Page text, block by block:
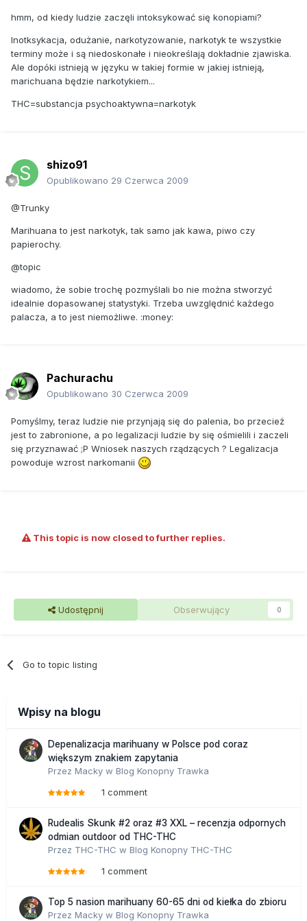
hmm, od kiedy ludzie zaczęli intoksykować się konopiami?
Inotksykacja, odużanie, narkotyzowanie, narkotyk te wszystkie
terminy może i są niedoskonałe i nieokreślają dokładnie zjawiska.
Ale dopóki istnieją w języku w takiej formie w jakiej istnieją,
marichuana będzie narkotykiem...
THC=substancja psychoaktywna=narkotyk
shizo91
Opublikowano 29 Czerwca 2009
@Trunky
Marihuana to jest narkotyk, tak samo jak kawa, piwo czy
papierochy.
@topic
wiadomo, że sobie trochę pozmyślali bo nie można stworzyć
idealnie dopasowanej statystyki. Trzeba uwzględnić każdego
palacza, a to jest niemożliwe. :money:
Pachurachu
Opublikowano 30 Czerwca 2009
Pomyślmy, teraz ludzie nie przynjają się do palenia, bo przecież
jest to zabronione, a po legalizacji ludzie by się ośmielili i zaczeli
się przyznawać ;P Wniosek naszych rządzących ? Legalizacja
powoduje wzrost narkomanii
This topic is now closed to further replies.
Udostępnij Obserwujący 0
Go to topic listing
Wpisy na blogu
Depenalizacja marihuany w Polsce pod coraz
większym znakiem zapytania
Przez Macky w Blog Konopny Trawka
1 comment
Rudealis Skunk #2 oraz #3 XXL – recenzja odpornych
odmian outdoor od THC-THC
Przez THC-THC w Blog Konopny THC-THC
1 comment
Top 5 nasion marihuany 60-65 dni od kiełka do zbioru
Przez Macky w Blog Konopny Trawka